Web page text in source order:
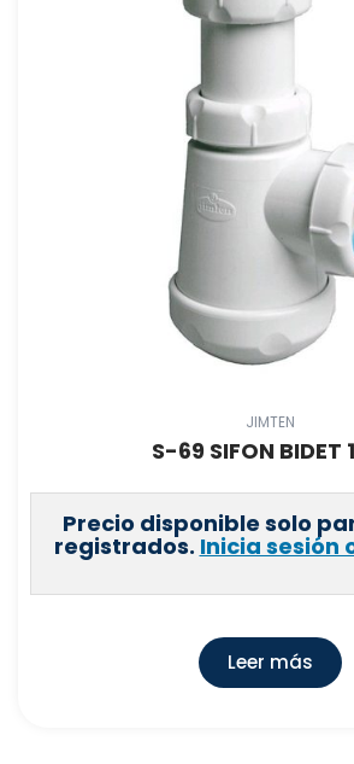
JIMTEN
S-69 SIFON BIDET
Precio disponible solo
registrados. Inicia sesión
Leer más